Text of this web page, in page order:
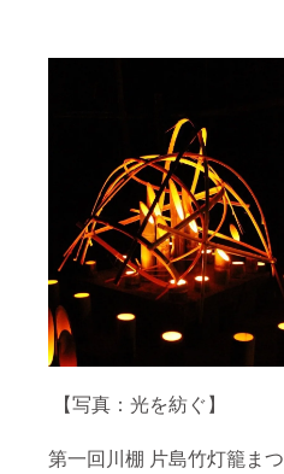
【写真：光を紡ぐ】
第一回川棚 片島竹灯籠まつ